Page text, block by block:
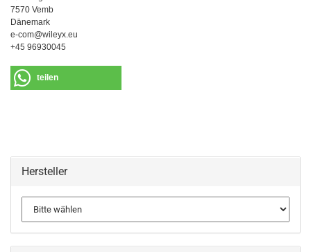
7570 Vemb
Dänemark
e-com@wileyx.eu
+45 96930045
teilen
Hersteller